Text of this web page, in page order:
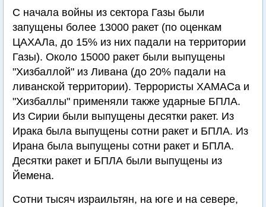
С начала войны из сектора Газы были
запущены более 13000 ракет (по оценкам
ЦАХАЛа, до 15% из них падали на территории
Газы). Около 15000 ракет были выпущены
"Хизбаллой" из Ливана (до 20% падали на
ливанской территории). Террористы ХАМАСа и
"Хизбаллы" применяли также ударные БПЛА.
Из Сирии были выпущены десятки ракет. Из
Ирака была выпущены сотни ракет и БПЛА. Из
Ирана была выпущены сотни ракет и БПЛА.
Десятки ракет и БПЛА были выпущены из
Йемена.
Сотни тысяч израильтян, на юге и на севере,